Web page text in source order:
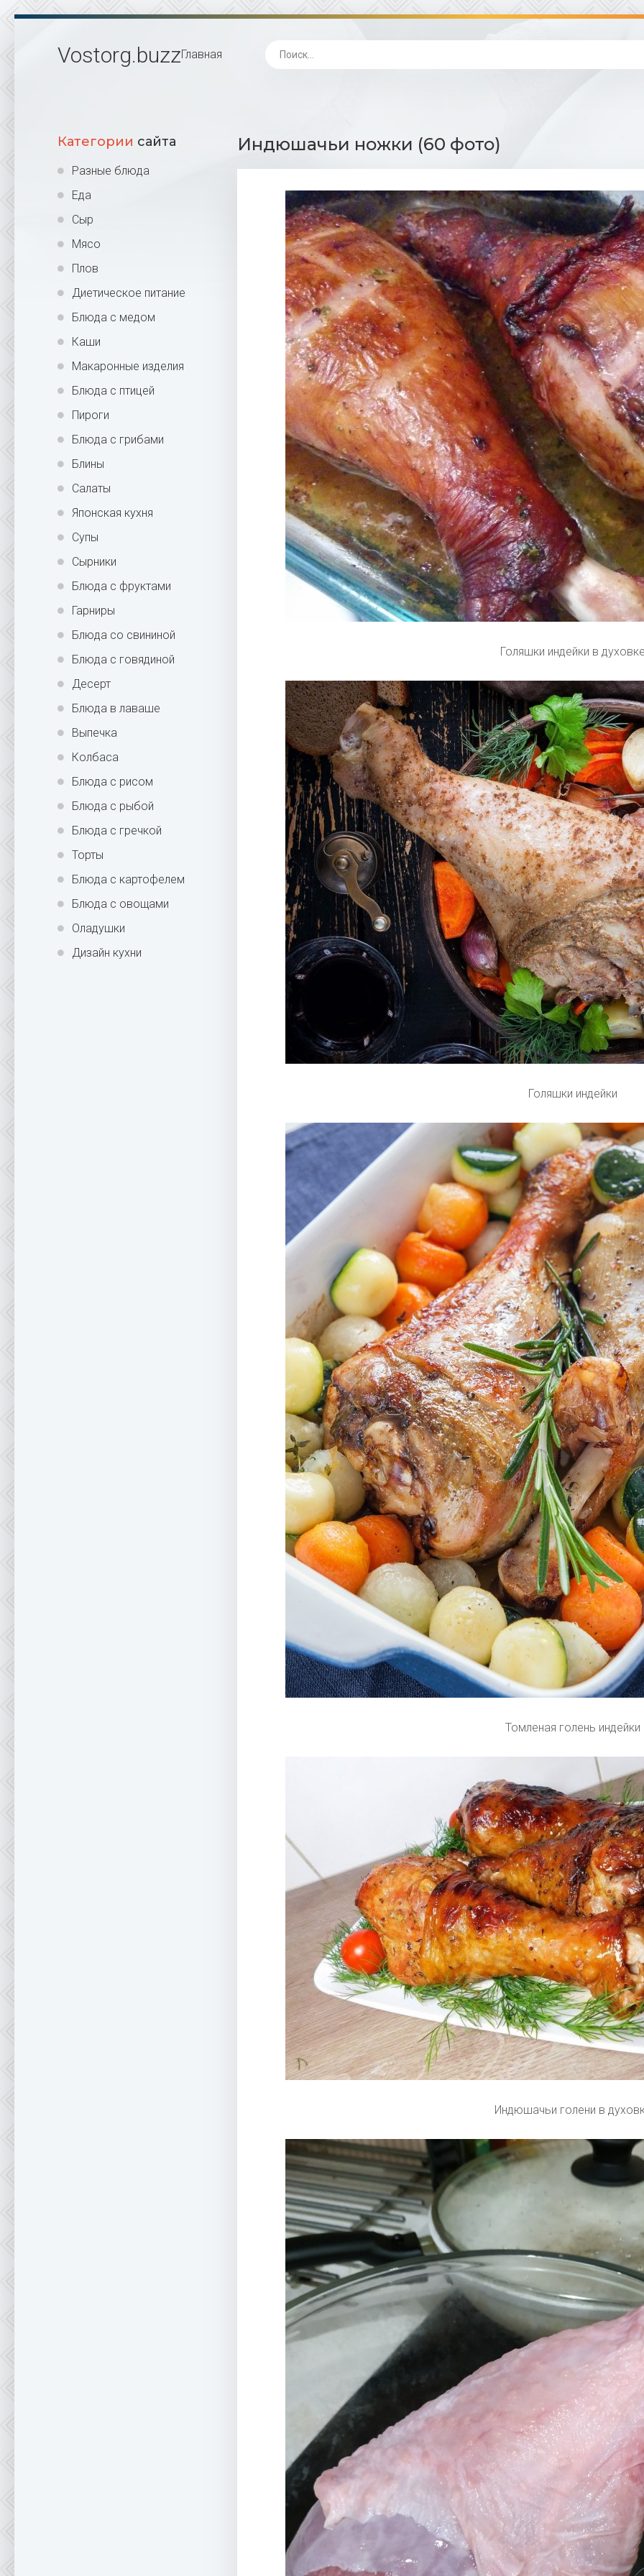
Vostorg.buzzГлавная
Категории сайта
Разные блюда
Еда
Сыр
Мясо
Плов
Диетическое питание
Блюда с медом
Каши
Макаронные изделия
Блюда с птицей
Пироги
Блюда с грибами
Блины
Салаты
Японская кухня
Супы
Сырники
Блюда с фруктами
Гарниры
Блюда со свининой
Блюда с говядиной
Десерт
Блюда в лаваше
Выпечка
Колбаса
Блюда с рисом
Блюда с рыбой
Блюда с гречкой
Торты
Блюда с картофелем
Блюда с овощами
Оладушки
Дизайн кухни
Индюшачьи ножки (60 фото)
Голяшки индейки в
Голяшки индейки
Томленая голень индейки
Индюшачьи голени в